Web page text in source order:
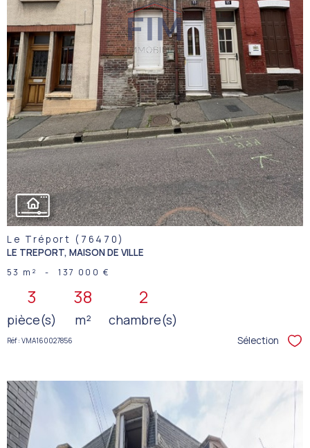
VOIR LE
BIEN
Le Tréport (76470)
LE TREPORT, MAISON DE VILLE
53 m² - 137 000 €
3
pièce(s)
38
m²
2
chambre(s)
Réf : VMA160027856 Sélection